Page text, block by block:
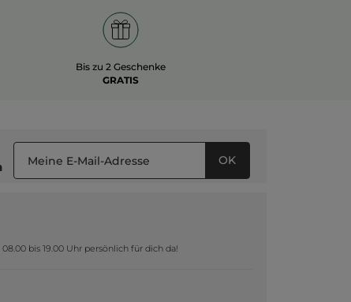
Bis zu 2 Geschenke
GRATIS
OK
bis 19.00 Uhr persönlich für dich da!